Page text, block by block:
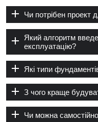
Чи потрібен проект
Який алгоритм
експлуатацію?
Які типи
З чого краще
Чи можна